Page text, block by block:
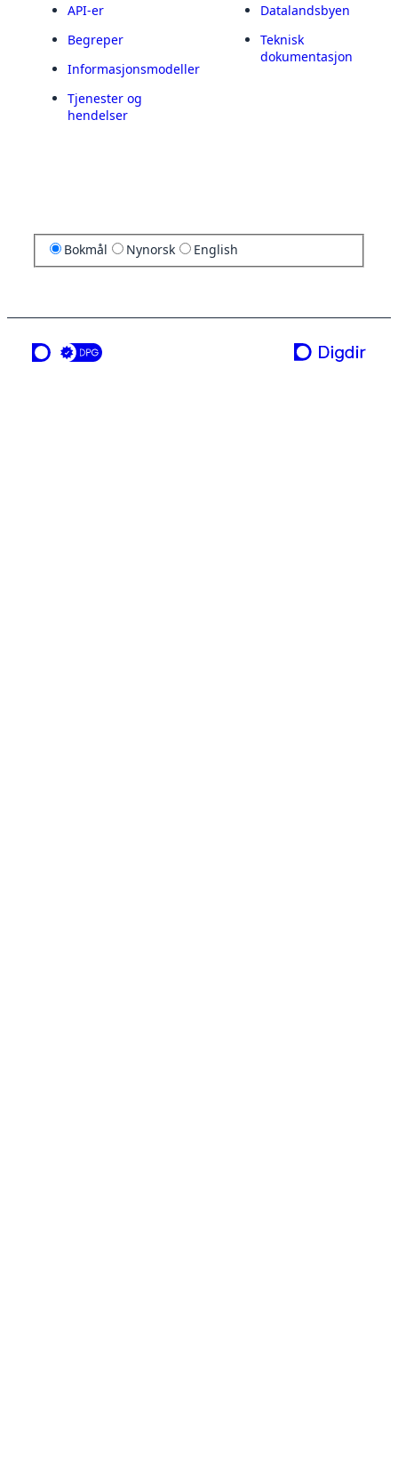
API-er
Begreper
Informasjonsmodeller
Tjenester og
hendelser
Datalandsbyen
Teknisk
dokumentasjon
Bokmål Nynorsk English